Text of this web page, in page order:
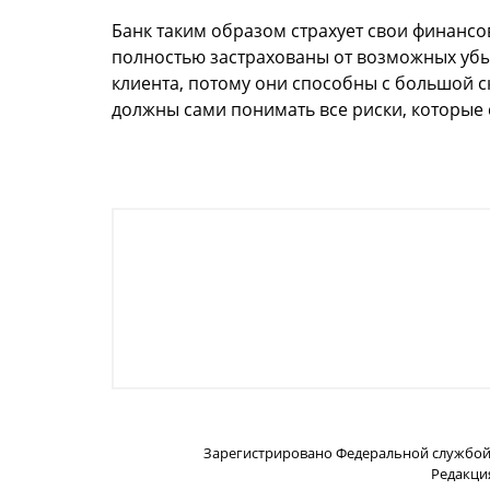
Банк таким образом страхует свои
полностью застрахованы от возможных
клиента, потому они способны с большой
должны сами понимать все риски,
Зарегистрировано Федеральной